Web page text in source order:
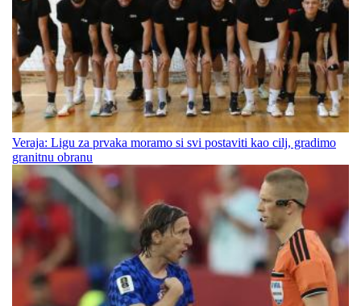
Veraja: Ligu za prvaka moramo si svi postaviti kao cilj, gradimo
granitnu obranu